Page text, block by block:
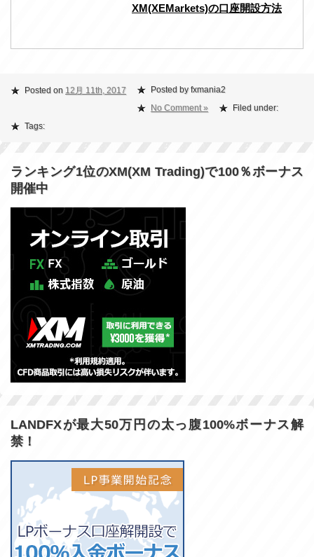
XM(XEMarkets)の口座開設方法
Posted on 12月 11th, 2017
Posted by fxmania2
No Comment »
Filed under:
Tags:
ランキング1位のXM(XM Trading)で100％ボーナス
開催中
LANDFXが最大50万円の太っ腹100%ボーナス解
禁！